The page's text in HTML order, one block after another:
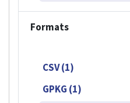
Formats
CSV (1)
GPKG (1)